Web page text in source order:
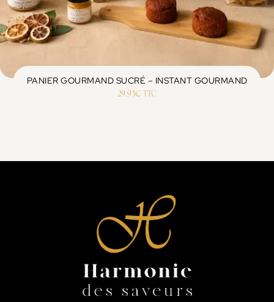
PANIER GOURMAND SUCRÉ – INSTANT GOURMAND
29,93€ TTC